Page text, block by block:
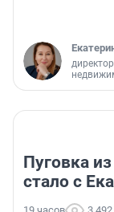
Пуговка
стало с